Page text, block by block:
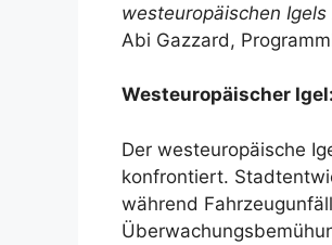
westeuropäischen
Abi Gazzard,
Westeuropäischer
Der westeuropäische
konfrontiert.
während